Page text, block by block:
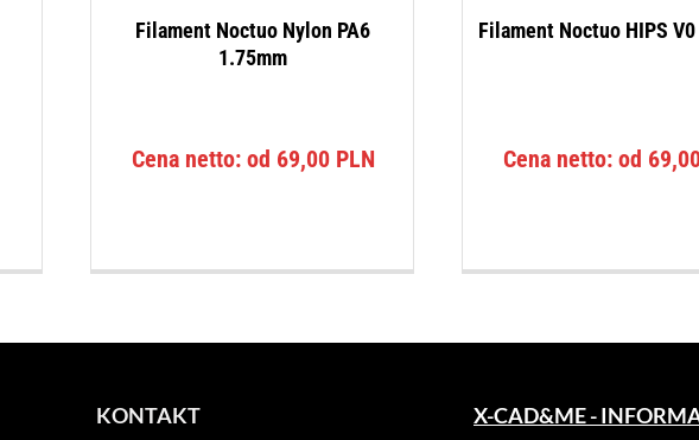
Filament Noctuo Nylon PA6
1.75mm
Cena netto: od 69,00 PLN
Filament Noctuo HIPS
Cena netto: od
KONTAKT X-CAD&ME -